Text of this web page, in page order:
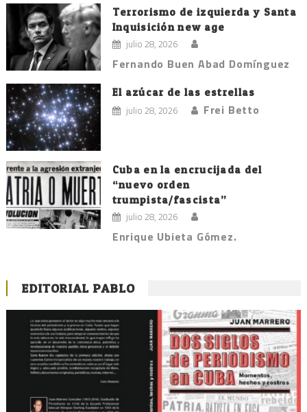
Terrorismo de izquierda y Santa
Inquisición new age
julio 28, 2026
Fernando Buen Abad Domínguez
El azúcar de las estrellas
julio 28, 2026 Frei Betto
Cuba en la encrucijada del
“nuevo orden
trumpista/fascista”
julio 28, 2026
Enrique Ubieta Gómez.
EDITORIAL PABLO